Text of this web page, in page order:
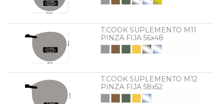
T.COOK SUPLEMENTO M11
PINZA FIJA 56x48
T.COOK SUPLEMENTO M12
PINZA FIJA 58x52